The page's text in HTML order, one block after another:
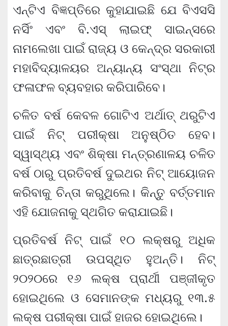
ଏନ୍‌ଟିଏ ବିଜ୍ଞପ୍ତିରେ କୁହାଯାଇଛି ଯେ ବିଏସସି
ନର୍ସିଂ ଏବଂ ବି.ଏସ୍ ଲାଇଫ୍ ସାଇନ୍ସରେ
ନାମଲେଖା ପାଇଁ ରାଜ୍ୟ ଓ କେନ୍ଦ୍ର ସରକାରୀ
ମହାବିଦ୍ୟାଳୟର ଅନ୍ୟାନ୍ୟ ସଂସ୍ଥା ନିଟ୍‌ର
ଫଳାଫଳ ବ୍ୟବହାର କରିପାରିବେ।
ଚଳିତ ବର୍ଷ କେବଳ ଗୋଟିଏ ଅର୍ଥାତ୍ ଥରୁଟିଏ
ପାଇଁ ନିଟ୍ ପରୀକ୍ଷା ଅନୁଷ୍ଠିତ ହେବ।
ସ୍ୱାସ୍ଥ୍ୟ ଏବଂ ଶିକ୍ଷା ମନ୍ତ୍ରଣାଳୟ ଚଳିତ
ବର୍ଷ ଠାରୁ ପ୍ରତିବର୍ଷ ଦୁଇଥର ନିଟ୍‌ ଆୟୋଜନ
କରିବାକୁ ଚିନ୍ତା କରୁଥିଲେ। କିନ୍ତୁ ବର୍ତ୍ତମାନ
ଏହି ଯୋଜନାକୁ ସ୍ଥଗିତ କରାଯାଇଛି।
ପ୍ରତିବର୍ଷ ନିଟ୍‌ ପାଇଁ ୧୦ ଲକ୍ଷରୁ ଅଧିକ
ଛାତ୍ରଛାତ୍ରୀ ଉପସ୍ଥିତ ହୁଅନ୍ତି। ନିଟ୍‌
୨୦୨୦ରେ ୧୬ ଲକ୍ଷ ପ୍ରାର୍ଥୀ ପଞ୍ଜୀକୃତ
ହୋଇଥିଲେ ଓ ସେମାନଙ୍କ ମଧ୍ୟରୁ ୧୩.୫
ଲକ୍ଷ ପରୀକ୍ଷା ପାଇଁ ହାଜର ହୋଇଥିଲେ।